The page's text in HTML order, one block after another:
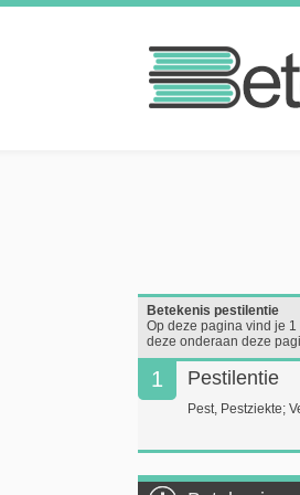
Betekenis pestilentie
Op deze pagina vind je
deze onderaan deze
1 Pestilentie
Pest, Pestziekte;